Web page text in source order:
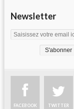
Newsletter
FACEBOOK TWITTER